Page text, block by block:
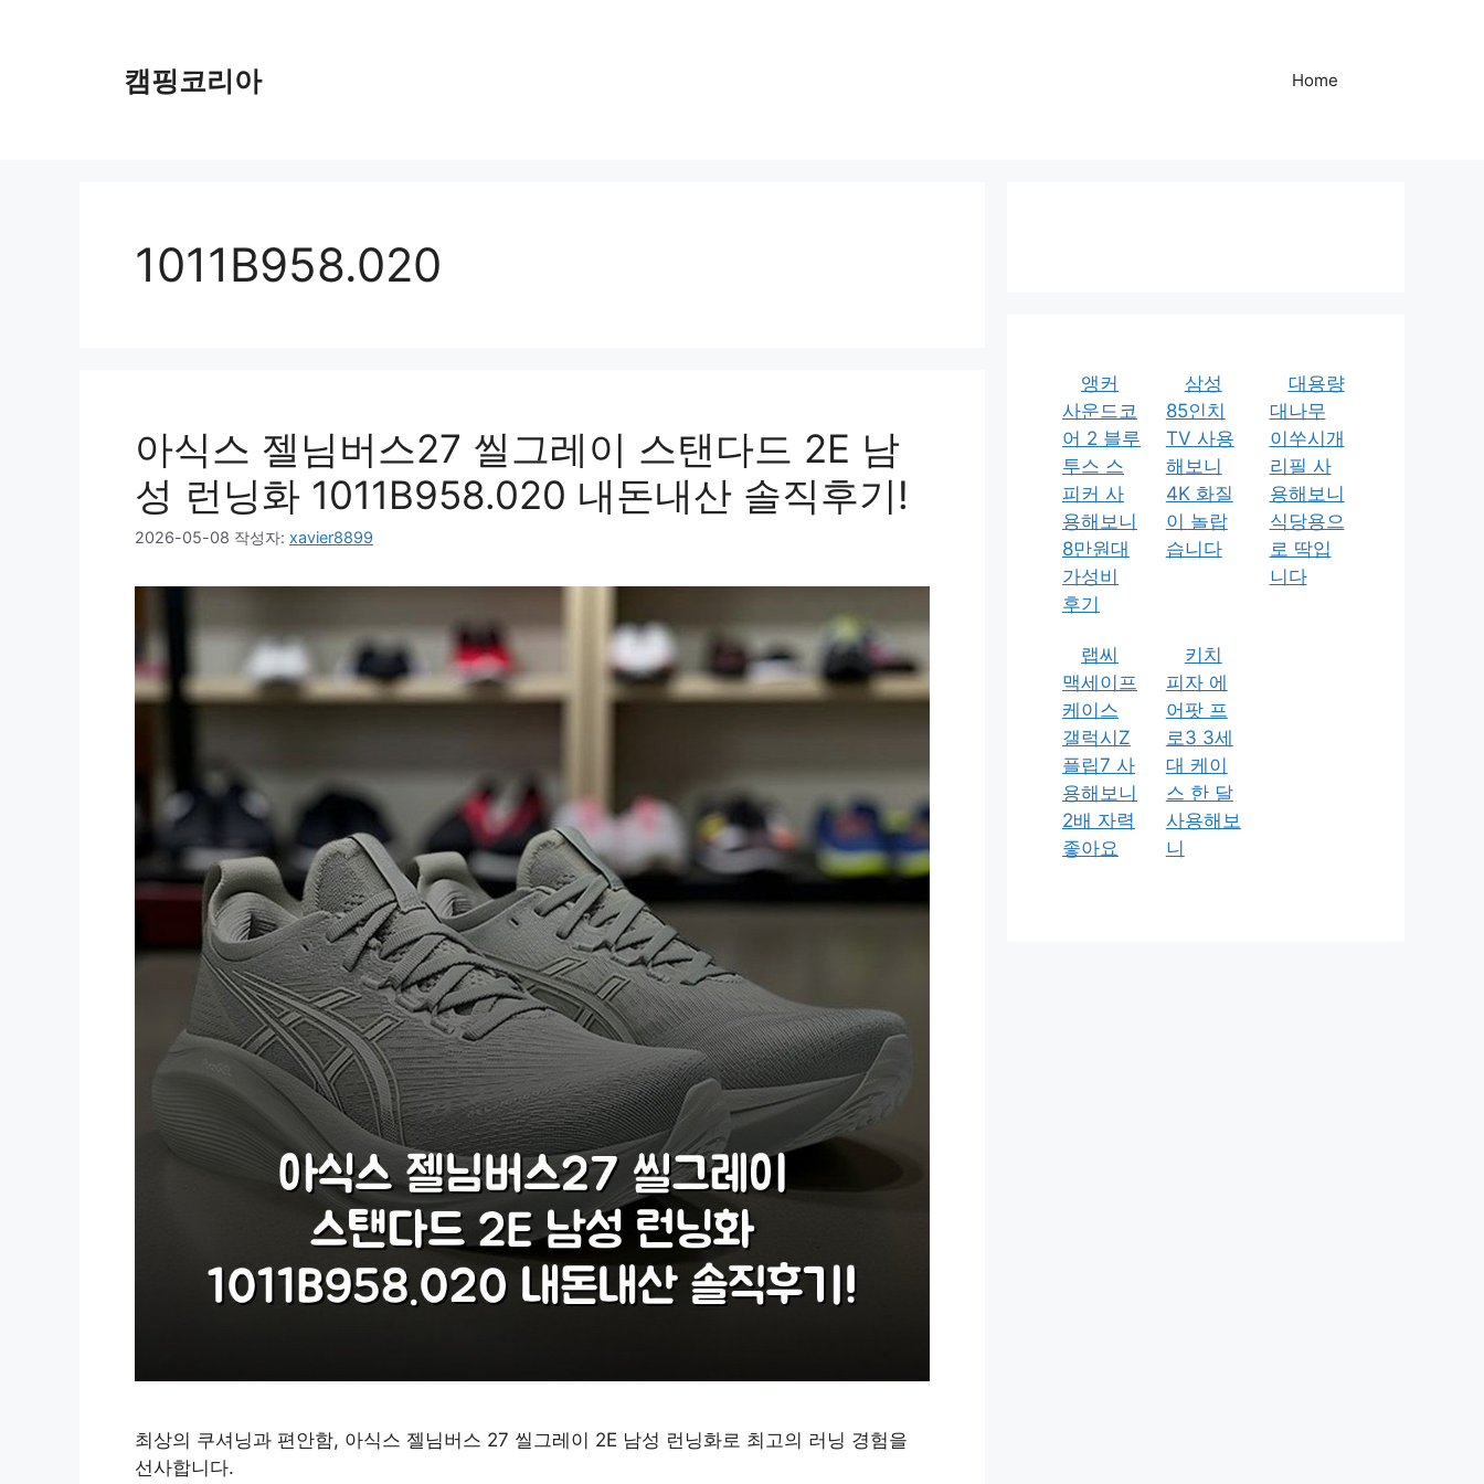
캠핑코리아 Home
1011B958.020
아식스 젤님버스27 씰그레이 스탠다드 2E 남
성 런닝화 1011B958.020 내돈내산 솔직후기!
2026-05-08 작성자: xavier8899
최상의 쿠셔닝과 편안함, 아식스 젤님버스 27 씰그레이 2E 남성 런닝화로 최고의 러닝 경험을
선사합니다.
앵커
사운드코
어 2 블루
투스 스
피커 사
용해보니
8만원대
가성비
후기
삼성
85인치
TV 사용
해보니
4K 화질
이 놀랍
습니다
대용량
대나무
이쑤시개
리필 사
용해보니
식당용으
로 딱입
니다
랩씨
맥세이프
케이스
갤럭시Z
플립7 사
용해보니
2배 자력
좋아요
키치
피자 에
어팟 프
로3 3세
대 케이
스 한 달
사용해보
니